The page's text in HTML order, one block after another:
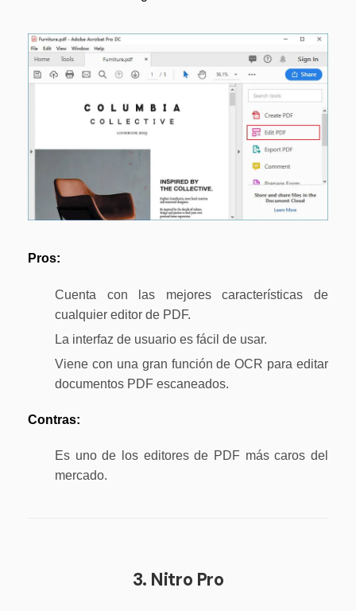
Pros:
Cuenta con las mejores características de
cualquier editor de PDF.
La interfaz de usuario es fácil de usar.
Viene con una gran función de OCR para editar
documentos PDF escaneados.
Contras:
Es uno de los editores de PDF más caros del
mercado.
3. Nitro Pro